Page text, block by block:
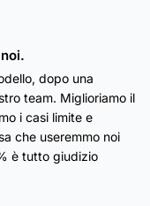
dopo una
team. Miglioriamo il
i casi limite e
che useremmo noi
è tutto giudizio